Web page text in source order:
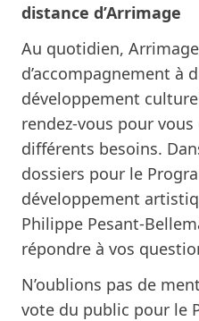
distance d’Arrimage
Au quotidien,
d’accompagnement à
développement
rendez-vous pour
différents besoins.
dossiers pour le
développement
Philippe Pesant-
répondre à vos
N’oublions pas de
vote du public pour le